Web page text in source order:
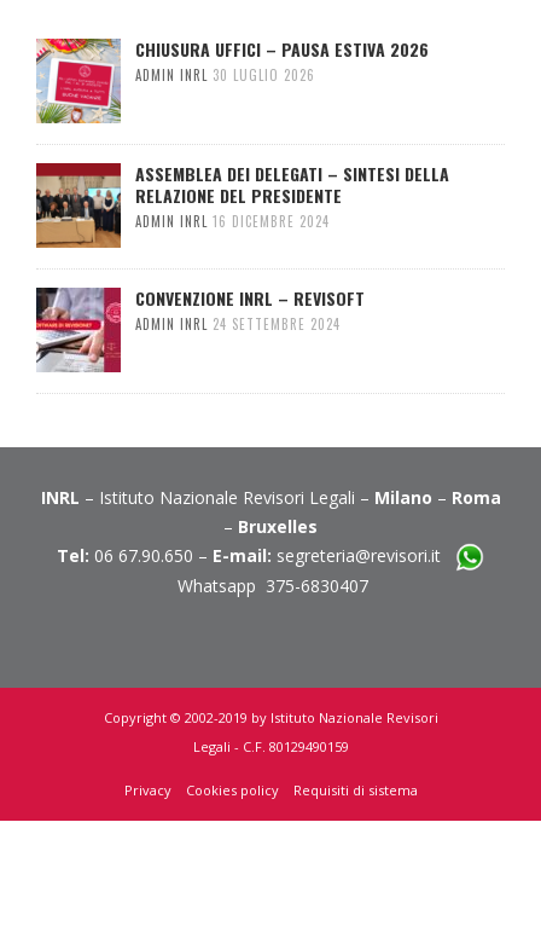
CHIUSURA UFFICI – PAUSA ESTIVA 2026
ADMIN INRL 30 LUGLIO 2026
ASSEMBLEA DEI DELEGATI – SINTESI DELLA
RELAZIONE DEL PRESIDENTE
ADMIN INRL 16 DICEMBRE 2024
CONVENZIONE INRL – REVISOFT
ADMIN INRL 24 SETTEMBRE 2024
INRL – Istituto Nazionale Revisori Legali – Milano – Roma
– Bruxelles
Tel: 06 67.90.650 – E-mail: segreteria@revisori.it
Whatsapp 375-6830407
Copyright © 2002-2019 by Istituto Nazionale Revisori
Legali - C.F. 80129490159
Privacy Cookies policy Requisiti di sistema